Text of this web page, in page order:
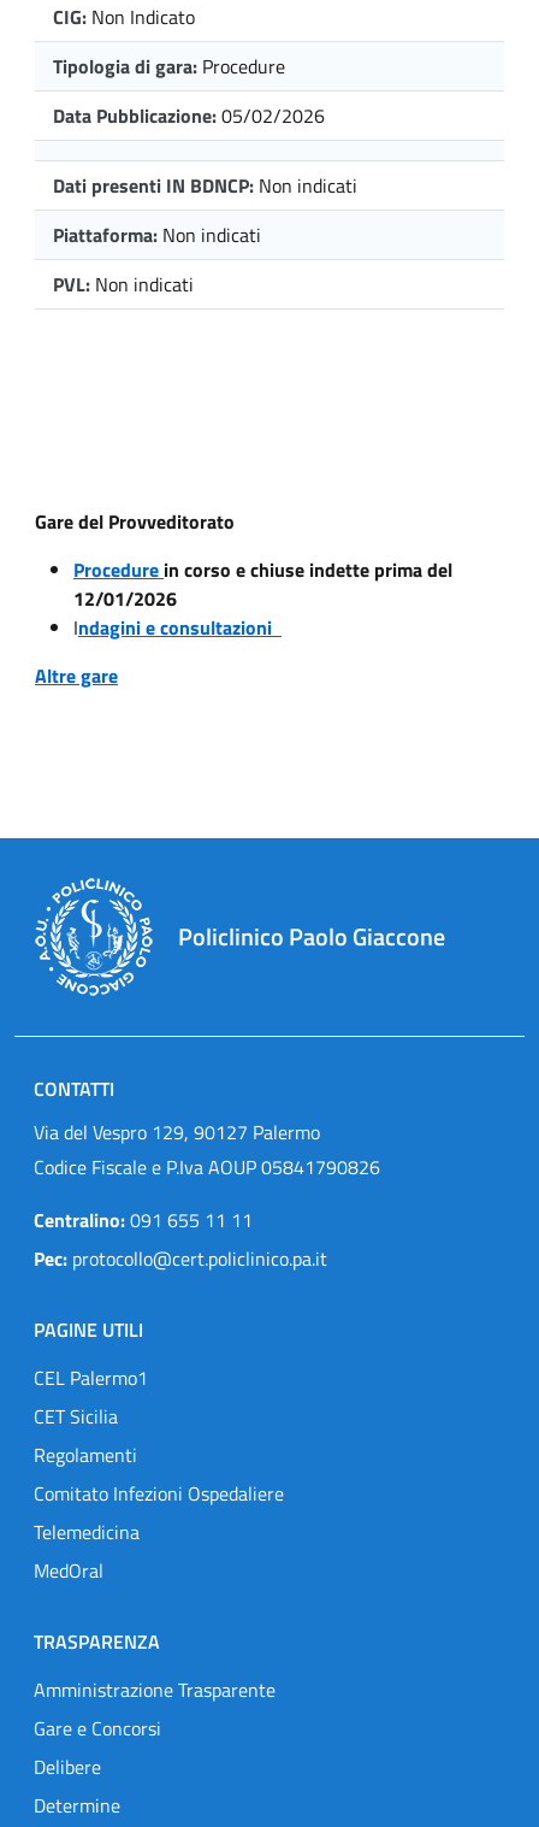
CIG: Non Indicato
Tipologia di gara: Procedure
Data Pubblicazione:05/02/2026
Dati presenti IN BDNCP: Non indicati
Piattaforma: Non indicati
PVL: Non indicati
Gare del Provveditorato
Procedure in corso e chiuse indette prima del
12/01/2026
Indagini e consultazioni
Altre gare
Policlinico Paolo Giaccone
CONTATTI
Via del Vespro 129, 90127 Palermo
Codice Fiscale e P.Iva AOUP 05841790826
Centralino:091 655 11 11
Pec: protocollo@cert.policlinico.pa.it
PAGINE UTILI
CEL Palermo1
CET Sicilia
Regolamenti
Comitato Infezioni Ospedaliere
Telemedicina
MedOral
TRASPARENZA
Amministrazione Trasparente
Gare e Concorsi
Delibere
Determine